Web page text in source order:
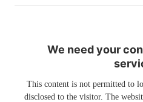
We need your
This content is not permitted to
disclosed to the visitor. The